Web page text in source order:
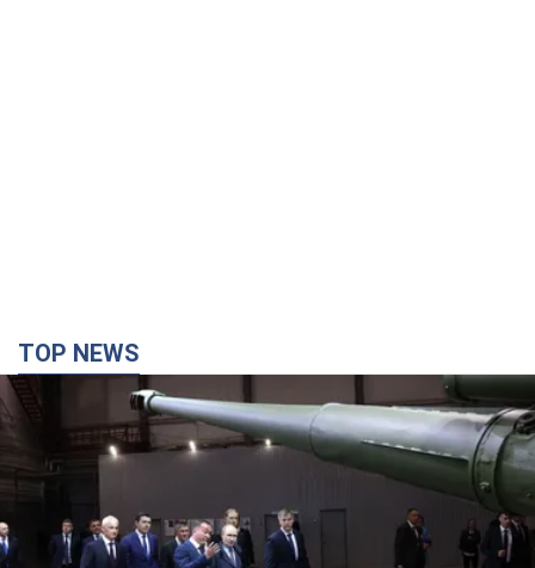
TOP NEWS